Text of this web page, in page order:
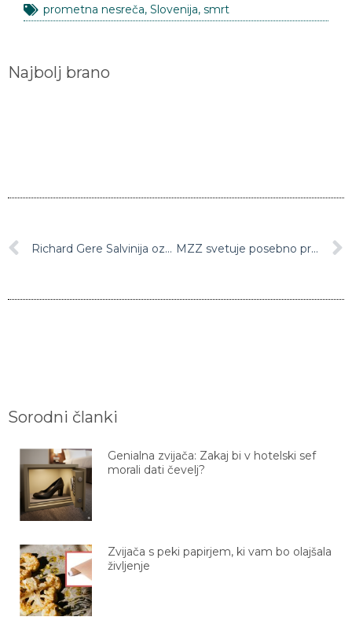
prometna nesreča, Slovenija, smrt
Najbolj brano
Richard Gere Salvinija označil za “malega Trumpa”, saj spodbuja enako ignoranco ter izrablja strahove in sovraštvo ljudi MZZ svetuje posebno previdnost ob potovanju v Hongkong
Sorodni članki
Genialna zvijača: Zakaj bi v hotelski sef
morali dati čevelj?
Zvijača s peki papirjem, ki vam bo olajšala
življenje